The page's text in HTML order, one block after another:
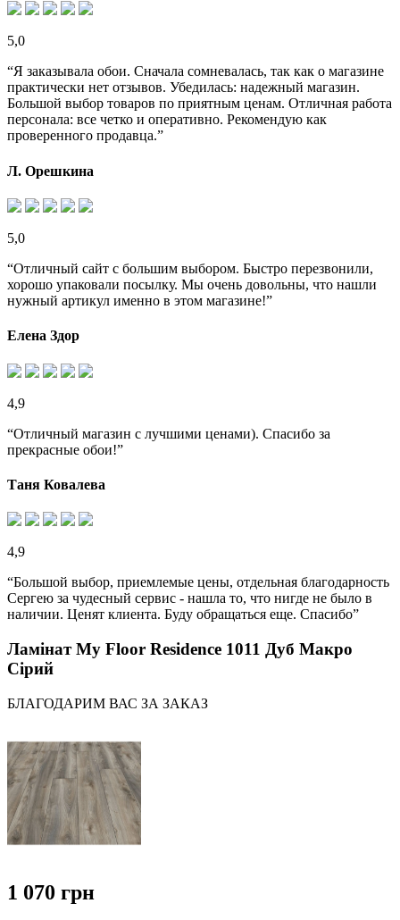
5,0
“Я заказывала обои. Сначала сомневалась, так как о магазине
практически нет отзывов. Убедилась: надежный магазин.
Большой выбор товаров по приятным ценам. Отличная работа
персонала: все четко и оперативно. Рекомендую как
проверенного продавца.”
Л. Орешкина
5,0
“Отличный сайт с большим выбором. Быстро перезвонили,
хорошо упаковали посылку. Мы очень довольны, что нашли
нужный артикул именно в этом магазине!”
Елена Здор
4,9
“Отличный магазин с лучшими ценами). Спасибо за
прекрасные обои!”
Таня Ковалева
4,9
“Большой выбор, приемлемые цены, отдельная благодарность
Сергею за чудесный сервис - нашла то, что нигде не было в
наличии. Ценят клиента. Буду обращаться еще. Спасибо”
Ламінат My Floor Residence 1011 Дуб Макро
Сірий
БЛАГОДАРИМ ВАС ЗА ЗАКАЗ
1 070 грн